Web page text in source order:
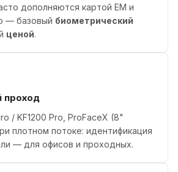
дополняются картой EM и
— базовый биометрический
ценой.
проход
/ KF1200 Pro, ProFaceX (8"
плотном потоке: идентификация
— для офисов и проходных.